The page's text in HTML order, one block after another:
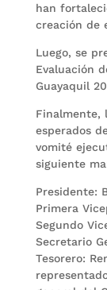
han
creación de
Luego, se
Evaluación
Guayaquil
Finalmente,
esperados
vomité
siguiente
Presidente:
Primera
Segundo
Secretario
Tesorero: